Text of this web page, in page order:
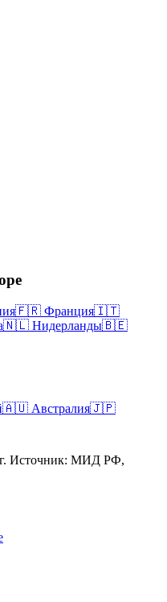
🇫🇷 Франция🇮🇹
🇳🇱 Нидерланды🇧🇪
🇦🇺 Австралия🇯🇵
г. Источник: МИД РФ,